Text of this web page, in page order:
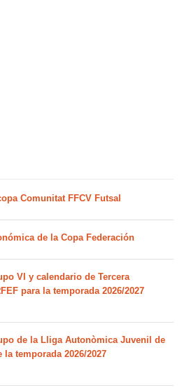
Comunitat FFCV Futsal
de la Copa Federación
VI y calendario de Tercera
para la temporada 2026/2027
de la Lliga Autonòmica Juvenil de
temporada 2026/2027